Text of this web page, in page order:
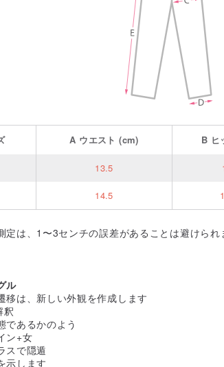
A ウエスト (cm) B ヒ
13.5
14.5
定は、1〜3センチの誤差があることは避けられ
ル
移は、新しい外観を作成します
釈
であるかのよう
ン+女
スで隠遁
示します